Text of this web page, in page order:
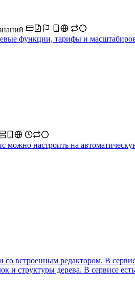
функции, тарифы и
настроить на
со встроенным редактором. В
структуры дерева. В сервисе